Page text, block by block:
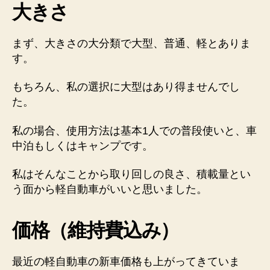
大きさ
まず、大きさの大分類で大型、普通、軽とありま
す。
もちろん、私の選択に大型はあり得ませんでし
た。
私の場合、使用方法は基本1人での普段使いと、車
中泊もしくはキャンプです。
私はそんなことから取り回しの良さ、積載量とい
う面から軽自動車がいい と思いました。
価格（維持費込み）
最近の軽自動車の新車価格も上がってきていま